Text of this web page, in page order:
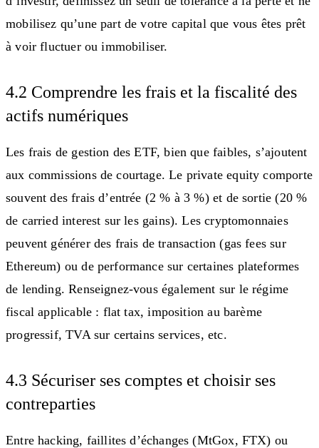
mobilisez qu’une part de votre capital que vous êtes prêt
à voir fluctuer ou immobiliser.
4.2 Comprendre les frais et la fiscalité des
actifs numériques
Les frais de gestion des ETF, bien que faibles, s’ajoutent
aux commissions de courtage. Le private equity comporte
souvent des frais d’entrée (2 % à 3 %) et de sortie (20 %
de carried interest sur les gains). Les cryptomonnaies
peuvent générer des frais de transaction (gas fees sur
Ethereum) ou de performance sur certaines plateformes
de lending. Renseignez-vous également sur le régime
fiscal applicable : flat tax, imposition au barème
progressif, TVA sur certains services, etc.
4.3 Sécuriser ses comptes et choisir ses
contreparties
Entre hacking, faillites d’échanges (MtGox, FTX) ou